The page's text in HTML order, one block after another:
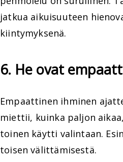
jatkua aikuisuuteen
kiintymyksenä.
6. He ovat
Empaattinen ihminen
miettii, kuinka paljon
toinen käytti valintaan.
toisen välittämisestä.